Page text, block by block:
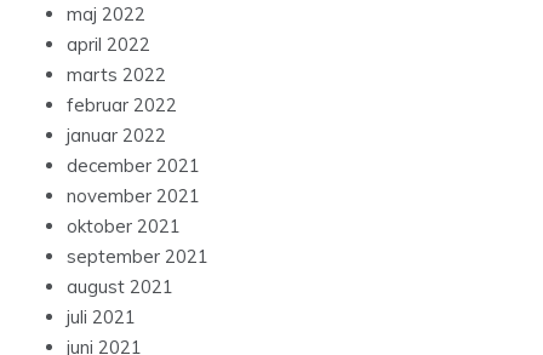
maj 2022
april 2022
marts 2022
februar 2022
januar 2022
december 2021
november 2021
oktober 2021
september 2021
august 2021
juli 2021
juni 2021